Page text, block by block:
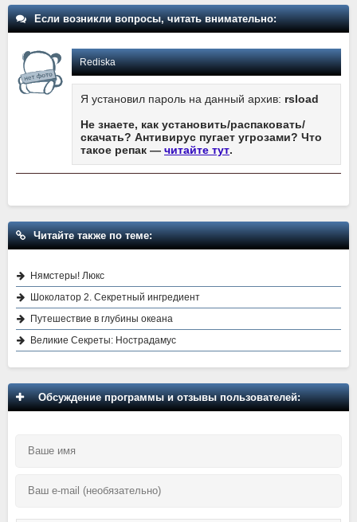
Если возникли вопросы, читать внимательно:
Rediska
Я установил пароль на данный архив: rsload
Не знаете, как установить/распаковать/
скачать? Антивирус пугает угрозами? Что
такое репак — читайте тут.
Читайте также по теме:
Нямстеры! Люкс
Шоколатор 2. Секретный ингредиент
Путешествие в глубины океана
Великие Секреты: Нострадамус
Обсуждение программы и отзывы пользователей: